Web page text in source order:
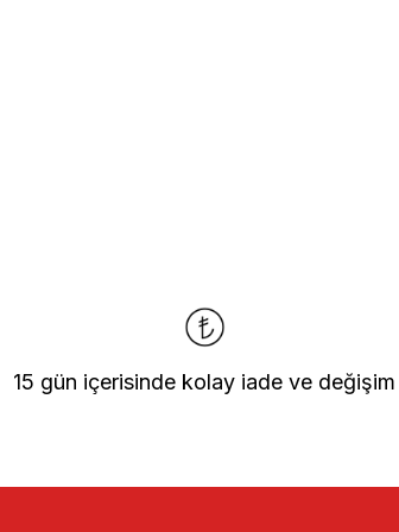
15 gün içerisinde kolay iade ve değişim